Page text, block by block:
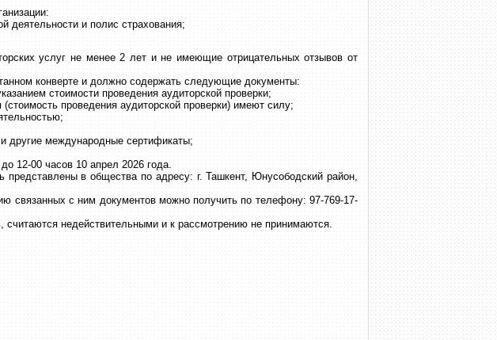
деятельности и полис страхования;
услуг не менее 2 лет и не имеющие отрицательных отзывов от
конверте и должно содержать следующие документы:
стоимости проведения аудиторской проверки;
проведения аудиторской проверки) имеют силу;
другие международные сертификаты;
12-00 часов 10 апрел 2026 года.
в общества по адресу: г. Ташкент, Юнусободский район,
связанных с ним документов можно получить по телефону: 97-769-17-
недействительными и к рассмотрению не принимаются.